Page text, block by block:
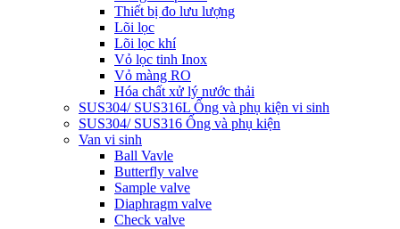
Thiết bị đo lưu lượng
Lõi lọc
Lõi lọc khí
Vỏ lọc tinh Inox
Vỏ màng RO
Hóa chất xử lý nước thải
SUS304/ SUS316L Ống và phụ kiện vi sinh
SUS304/ SUS316 Ống và phụ kiện
Van vi sinh
Ball Vavle
Butterfly valve
Sample valve
Diaphragm valve
Check valve